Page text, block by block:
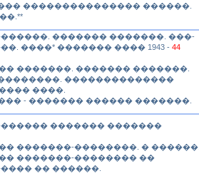
��������������� ������.
��.**
������� �������. ���-
����* ������� ���� 1943 - 44
�������. ������� �������.
��������������
����.
- ������� ������ �������.
������� �������
�������-��������. � ������.
�������-�������� ��
�� ������.